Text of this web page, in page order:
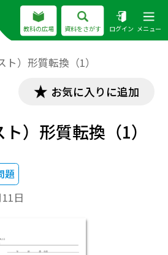
教科の広場 資料をさがす ログイン メニュー
ト）形質転換（1）
お気に入りに追加
ト）形質転換（1）
題
日